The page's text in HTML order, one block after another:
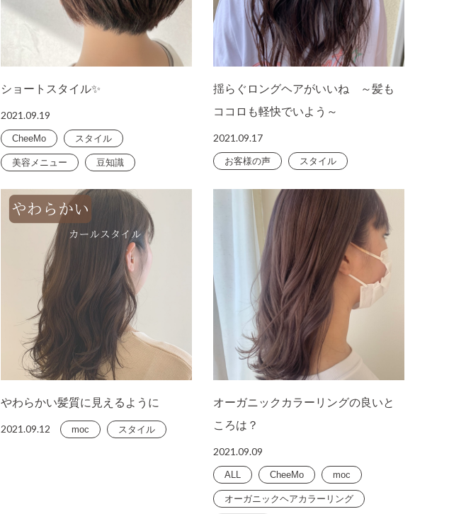
ショートスタイル✨
2021.09.19
CheeMo スタイル
美容メニュー 豆知識
揺らぐロングヘアがいいね ～髪も
ココロも軽快でいよう～
2021.09.17
お客様の声 スタイル
やわらかい髪質に見えるように
2021.09.12 moc スタイル
オーガニックカラーリングの良いと
ころは？
2021.09.09
ALL CheeMo moc
オーガニックヘアカラーリング